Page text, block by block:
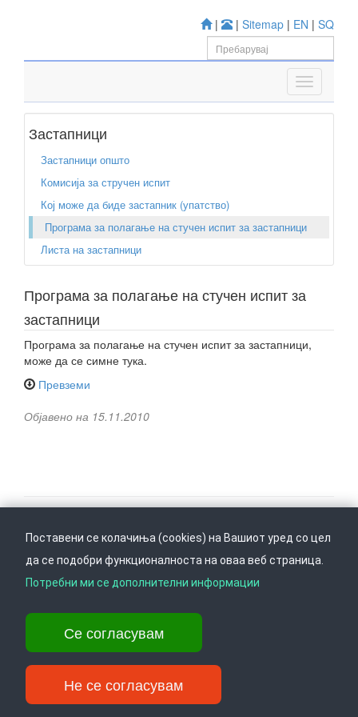
| | Sitemap | EN | SQ
Застапници
Застапници општо
Комисија за стручен испит
Кој може да биде застапник (упатство)
Програма за полагање на стучен испит за застапници
Листа на застапници
Програма за полагање на стучен испит за
застапници
Програма за полагање на стучен испит за застапници,
може да се симне тука.
Превземи
Објавено на 15.11.2010
Врати се горе Следете не на
Ул. Даме Груев 14, Катна гаража Беко на 1-виот кат, 1000 Скопје,
Тел: +389 2 3103 601 (641), Факс: +389 2 3137 149 |
info@ippo.gov.mk
Поставени се колачиња (cookies) на Вашиот уред со цел
да се подобри функционалноста на оваа веб страница.
Потребни ми се дополнителни информации
Се согласувам
Не се согласувам